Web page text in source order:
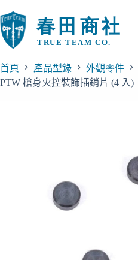
至
主
內
容
首頁 產品型錄 外觀零件
PTW 槍身火控裝飾插銷片 (4 入)